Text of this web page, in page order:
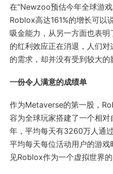
在“Newzoo预估今年全球游
Roblox高达161%的增长可以
吸金能力，从另一方面也表
的红利效应正在消退，人们
的需求，却并没有受到较大的
一份令人满意的成绩单
作为Metaverse的第一股，
容为全球玩家搭建了一个相
年，平均每天有3260万人通
平均每天每位活动用户的游
见Roblox作为一个虚拟世界的